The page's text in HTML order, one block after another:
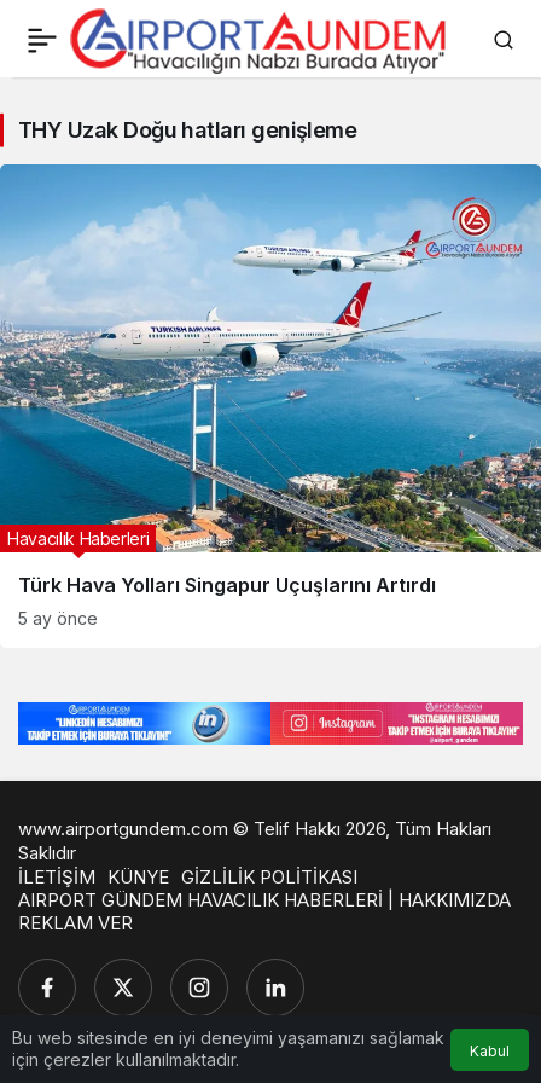
Uzak
Doğu
hatları
genişleme
Haberleri
THY Uzak Doğu hatları genişleme
Türk Hava Yolları Singapur Uçuşlarını Artırdı
Havacılık Haberleri
5 ay önce
Bu web sitesinde en iyi deneyimi yaşamanızı sağlamak
için çerezler kullanılmaktadır.
Kabul
www.airportgundem.com © Telif Hakkı 2026, Tüm Hakları
Saklıdır
İLETİŞİM
KÜNYE GİZLİLİK POLİTİKASI
AIRPORT GÜNDEM HAVACILIK HABERLERİ | HAKKIMIZDA
REKLAM VER